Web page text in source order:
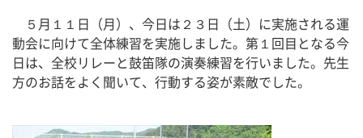
５月１１日（月）、今日は２３日（土）に実施される運
動会に向けて全体練習を実施しました。第１回目となる今
日は、全校リレーと鼓笛隊の演奏練習を行いました。先生
方のお話をよく聞いて、行動する姿が素敵でした。